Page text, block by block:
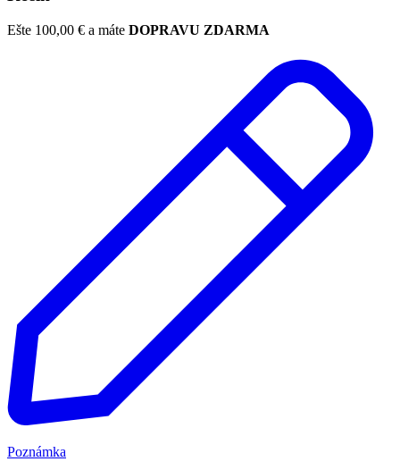
Ešte 100,00 € a máte DOPRAVU ZDARMA
Poznámka